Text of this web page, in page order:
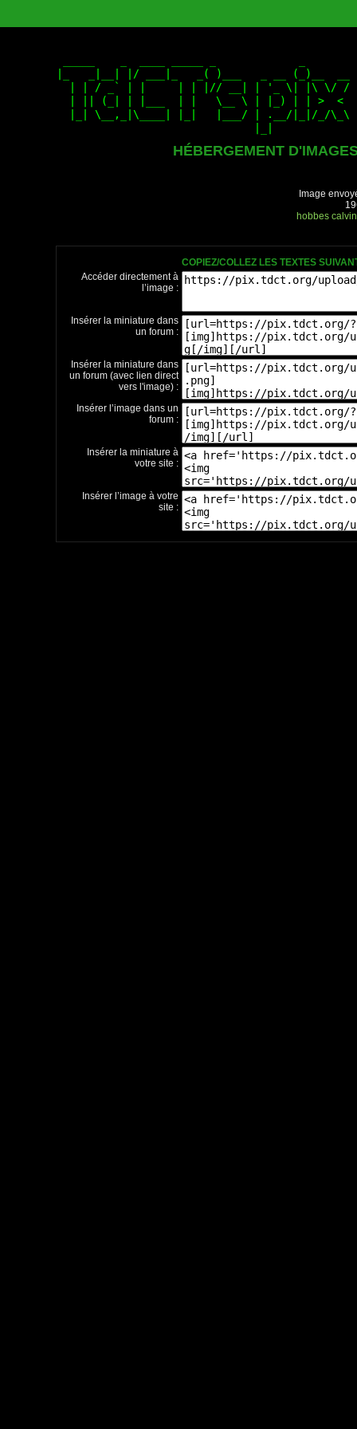
HÉBERGEMENT
Image
hobbes
COPIEZ/COLLEZ LES TEXTES
Accéder directement à
l’image :
Insérer la miniature dans
un forum :
Insérer la miniature dans
un forum (avec lien direct
vers l'image) :
Insérer l’image dans un
forum :
Insérer la miniature à
votre site :
Insérer l’image à votre
site :